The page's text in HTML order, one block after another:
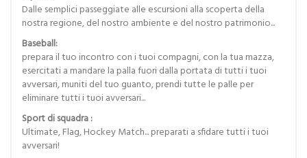
Dalle semplici passeggiate alle escursioni alla scoperta della
nostra regione, del nostro ambiente e del nostro patrimonio...
Baseball:
prepara il tuo incontro con i tuoi compagni, con la tua mazza,
esercitati a mandare la palla fuori dalla portata di tutti i tuoi
avversari, muniti del tuo guanto, prendi tutte le palle per
eliminare tutti i tuoi avversari...
Sport di squadra :
Ultimate, Flag, Hockey Match... preparati a sfidare tutti i tuoi
avversari!